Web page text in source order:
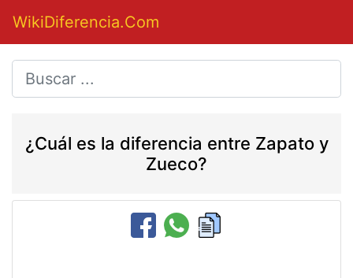
WikiDiferencia.Com
¿Cuál es la diferencia entre Zapato y
Zueco?